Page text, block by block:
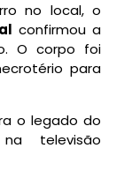
no local, o
confirmou a
O corpo foi
para
o legado do
televisão